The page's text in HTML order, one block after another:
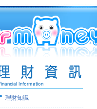
理財知識